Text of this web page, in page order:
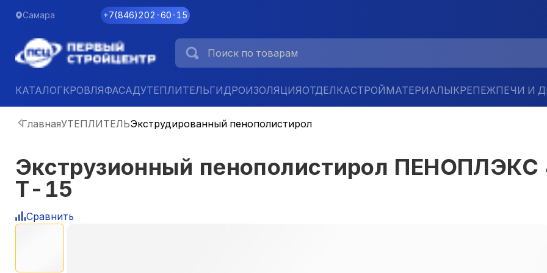
Самара +7(846)202-60-15
КАТАЛОГКРОВЛЯФАСАДУТЕПЛИТЕЛЬГИДРОИЗОЛЯЦИЯОТДЕЛКАСТРОЙМАТЕРИАЛЫКРЕПЕЖПЕЧИ И
ГлавнаяУТЕПЛИТЕЛЬЭкструдированный пенополистирол
Экструзионный пенополистирол
Т-15
Сравнить